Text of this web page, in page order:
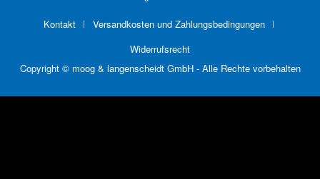
Kontakt
Versandkosten und Zahlungsbedingungen
Widerrufsrecht
Copyright © moog & langenscheidt GmbH - Alle Rechte vorbehalten